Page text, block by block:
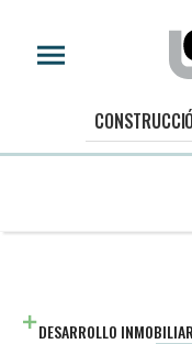
DESARROLLO